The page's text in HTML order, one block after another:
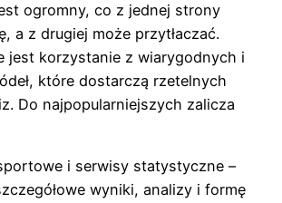
ogromny, co z jednej strony
a z drugiej może przytłaczać.
jest korzystanie z wiarygodnych i
które dostarczą rzetelnych
Do najpopularniejszych zalicza
i serwisy statystyczne –
wyniki, analizy i formę